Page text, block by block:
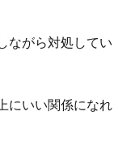
ながら対処してい
にいい関係になれ